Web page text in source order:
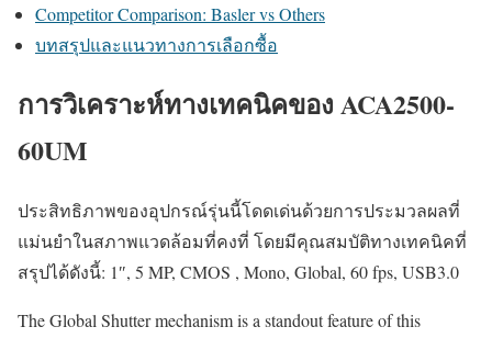
Competitor Comparison: Basler vs Others
บทสรุปและแนวทางการเลือกซื้อ
การวิเคราะห์ทางเทคนิคของ ACA2500-
60UM
ประสิทธิภาพของอุปกรณ์รุ่นนี้โดดเด่นด้วยการประมวลผลที่
แม่นยำในสภาพแวดล้อมที่คงที่ โดยมีคุณสมบัติทางเทคนิคที่
สรุปได้ดังนี้: 1″, 5 MP, CMOS , Mono, Global, 60 fps, USB3.0
The Global Shutter mechanism is a standout feature of this